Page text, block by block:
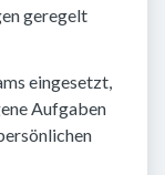
geregelt
eingesetzt,
Aufgaben